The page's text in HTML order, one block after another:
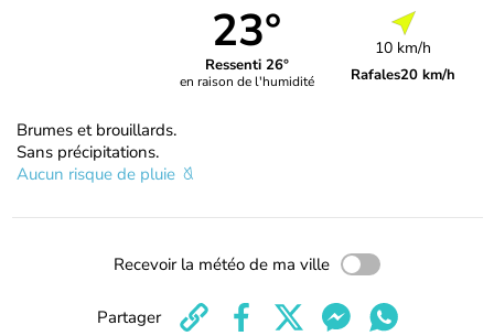
23°
Ressenti 26°
en raison de l'humidité
10 km/h
Rafales20 km/h
Brumes et brouillards.
Sans précipitations.
Aucun risque de pluie
Recevoir la météo de ma ville
Partager